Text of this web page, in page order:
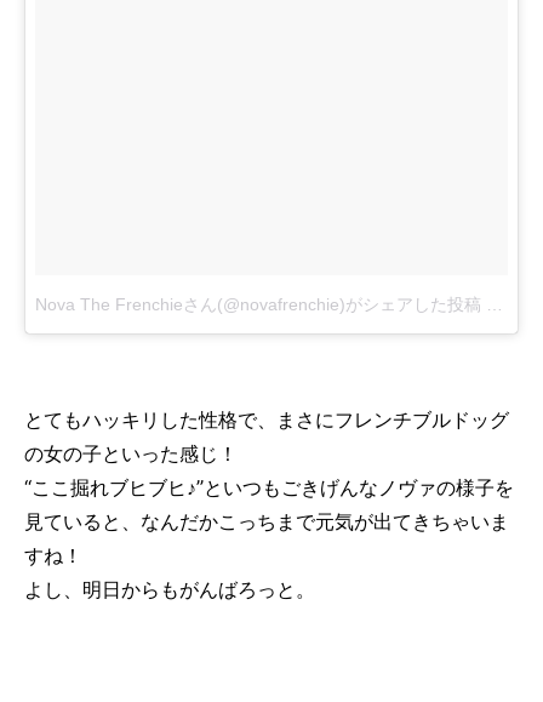
Nova The Frenchieさん(@novafrenchie)がシェアした投稿
とてもハッキリした性格で、まさにフレンチブルドッグ
の女の子といった感じ！
“ここ掘れブヒブヒ♪”といつもごきげんなノヴァの様子を
見ていると、なんだかこっちまで元気が出てきちゃいま
すね！
よし、明日からもがんばろっと。